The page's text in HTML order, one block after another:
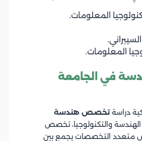
المعلومات.
المعلومات.
في الجامعة
دراسةتخصص هندسة
الهندسة والتكنولوجيا، تخصص
متعدد التخصصات يجمع بين